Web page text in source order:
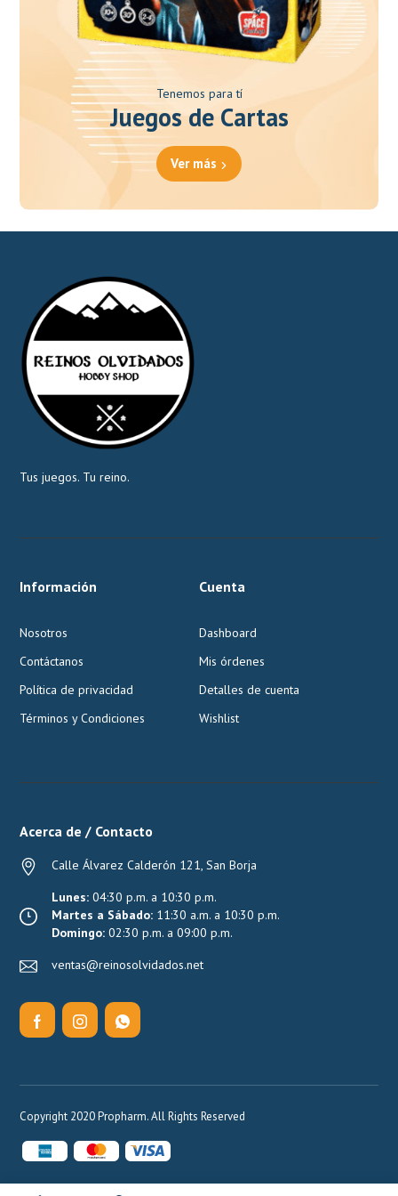
Tenemos para tí
Juegos de Cartas
Ver más
Tus juegos. Tu reino.
Información
Nosotros
Contáctanos
Política de privacidad
Términos y Condiciones
Cuenta
Dashboard
Mis órdenes
Detalles de cuenta
Wishlist
Acerca de / Contacto
Calle Álvarez Calderón 121, San Borja
Lunes: 04:30 p.m. a 10:30 p.m.
Martes a Sábado: 11:30 a.m. a 10:30 p.m.
Domingo: 02:30 p.m. a 09:00 p.m.
ventas@reinosolvidados.net
Copyright 2020 Propharm. All Rights Reserved